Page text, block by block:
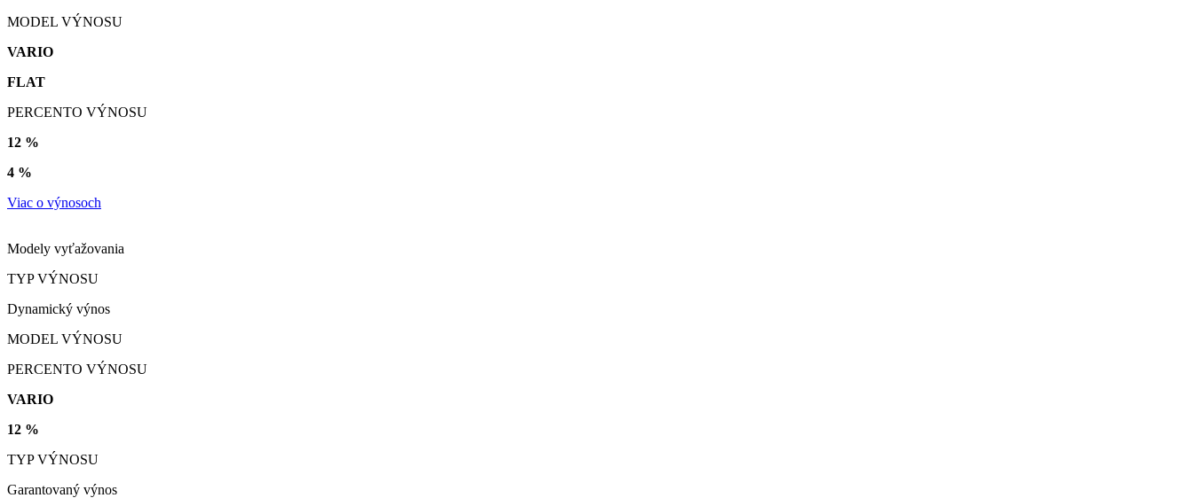
MODEL VÝNOSU
VARIO
FLAT
PERCENTO VÝNOSU
12 %
4 %
Viac o výnosoch
Modely vyťažovania
TYP VÝNOSU
Dynamický výnos
MODEL VÝNOSU
PERCENTO VÝNOSU
VARIO
12 %
TYP VÝNOSU
Garantovaný výnos